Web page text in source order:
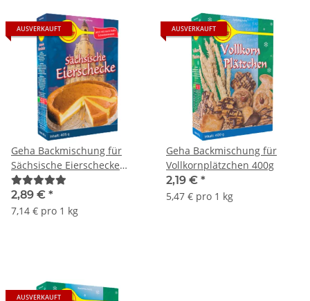
AUSVERKAUFT
Geha Backmischung für
Sächsische Eierschecke
405g
2,89 € *
7,14 € pro 1 kg
AUSVERKAUFT
Geha Backmischung für
Vollkornplätzchen 400g
2,19 € *
5,47 € pro 1 kg
AUSVERKAUFT